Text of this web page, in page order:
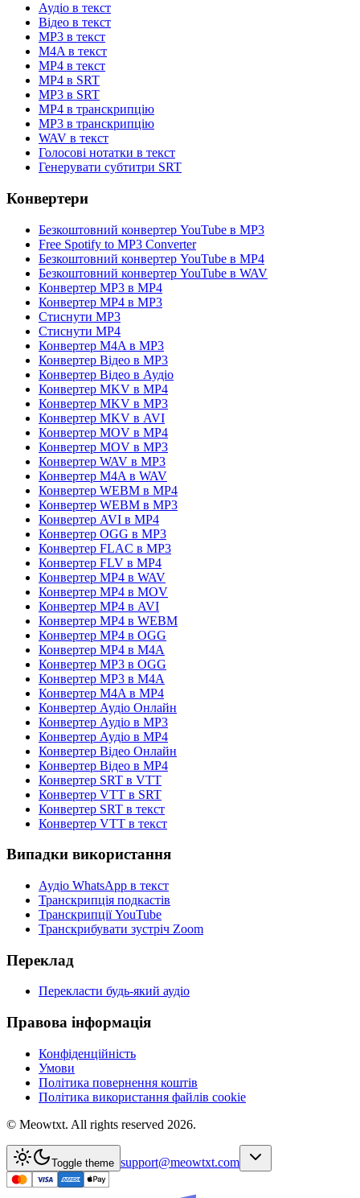
Аудіо в текст
Відео в текст
MP3 в текст
M4A в текст
MP4 в текст
MP4 в SRT
MP3 в SRT
MP4 в транскрипцію
MP3 в транскрипцію
WAV в текст
Голосові нотатки в текст
Генерувати субтитри SRT
Конвертери
Безкоштовний конвертер YouTube в MP3
Free Spotify to MP3 Converter
Безкоштовний конвертер YouTube в MP4
Безкоштовний конвертер YouTube в WAV
Конвертер MP3 в MP4
Конвертер MP4 в MP3
Стиснути MP3
Стиснути MP4
Конвертер M4A в MP3
Конвертер Відео в MP3
Конвертер Відео в Аудіо
Конвертер MKV в MP4
Конвертер MKV в MP3
Конвертер MKV в AVI
Конвертер MOV в MP4
Конвертер MOV в MP3
Конвертер WAV в MP3
Конвертер M4A в WAV
Конвертер WEBM в MP4
Конвертер WEBM в MP3
Конвертер AVI в MP4
Конвертер OGG в MP3
Конвертер FLAC в MP3
Конвертер FLV в MP4
Конвертер MP4 в WAV
Конвертер MP4 в MOV
Конвертер MP4 в AVI
Конвертер MP4 в WEBM
Конвертер MP4 в OGG
Конвертер MP4 в M4A
Конвертер MP3 в OGG
Конвертер MP3 в M4A
Конвертер M4A в MP4
Конвертер Аудіо Онлайн
Конвертер Аудіо в MP3
Конвертер Аудіо в MP4
Конвертер Відео Онлайн
Конвертер Відео в MP4
Конвертер SRT в VTT
Конвертер VTT в SRT
Конвертер SRT в текст
Конвертер VTT в текст
Випадки використання
Аудіо WhatsApp в текст
Транскрипція подкастів
Транскрипції YouTube
Транскрибувати зустріч Zoom
Переклад
Перекласти будь-який аудіо
Правова інформація
Конфіденційність
Умови
Політика повернення коштів
Політика використання файлів cookie
© Meowtxt. All rights reserved 2026.
Toggle theme support@meowtxt.com